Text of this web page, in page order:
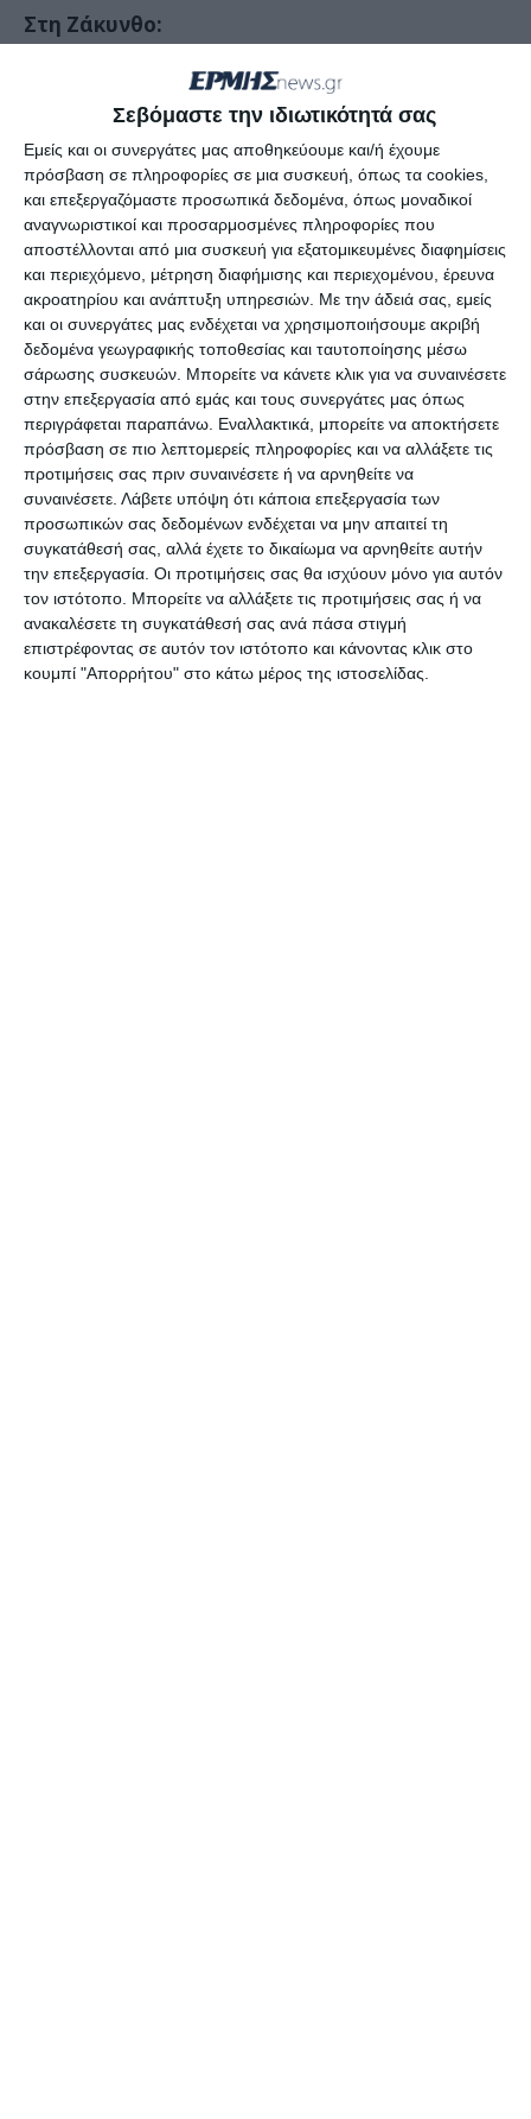
Σεβόμαστε την ιδιωτικότητά σας
Εμείς και οι συνεργάτες μας αποθηκεύουμε και/ή έχουμε
πρόσβαση σε πληροφορίες σε μια συσκευή, όπως τα cookies,
και επεξεργαζόμαστε προσωπικά δεδομένα, όπως μοναδικοί
αναγνωριστικοί και προσαρμοσμένες πληροφορίες που
αποστέλλονται από μια συσκευή για εξατομικευμένες διαφημίσεις
και περιεχόμενο, μέτρηση διαφήμισης και περιεχομένου, έρευνα
ακροατηρίου και ανάπτυξη υπηρεσιών. Με την άδειά σας, εμείς
και οι συνεργάτες μας ενδέχεται να χρησιμοποιήσουμε ακριβή
δεδομένα γεωγραφικής τοποθεσίας και ταυτοποίησης μέσω
σάρωσης συσκευών. Μπορείτε να κάνετε κλικ για να συναινέσετε
στην επεξεργασία από εμάς και τους συνεργάτες μας όπως
περιγράφεται παραπάνω. Εναλλακτικά, μπορείτε να αποκτήσετε
πρόσβαση σε πιο λεπτομερείς πληροφορίες και να αλλάξετε τις
προτιμήσεις σας πριν συναινέσετε ή να αρνηθείτε να
συναινέσετε. Λάβετε υπόψη ότι κάποια επεξεργασία των
προσωπικών σας δεδομένων ενδέχεται να μην απαιτεί τη
συγκατάθεσή σας, αλλά έχετε το δικαίωμα να αρνηθείτε αυτήν
την επεξεργασία. Οι προτιμήσεις σας θα ισχύουν μόνο για αυτόν
τον ιστότοπο. Μπορείτε να αλλάξετε τις προτιμήσεις σας ή να
ανακαλέσετε τη συγκατάθεσή σας ανά πάσα στιγμή
επιστρέφοντας σε αυτόν τον ιστότοπο και κάνοντας κλικ στο
κουμπί "Απορρήτου" στο κάτω μέρος της ιστοσελίδας.
Στη Ζάκυνθο:
έλεγχοι ατόμων,
έλεγχοι οχημάτων,
-26-προσαγωγές,
-11-συλλήψεις (μεταξύ των οποίων -2- για
ναρκωτικά, -3- για ηχορύπανση και -3- για
στέρηση διπλώματος), ενώ
βεβαιώθηκαν και –69– παραβάσεις Κ.Ο.Κ. και
ακινητοποιήθηκαν -8- οχήματα, λόγω μέθης και
στέρησης προστατευτικού κράνους.
Οι έλεγχοι εστιάστηκαν και στονΛαγανά, όπου
από τις παραπάνω συλλήψεις
πραγματοποιήθηκαν οι -4- και συγκεκριμένα -2-
για ναρκωτικά με κατάσχεση ποσότητας
κοκαΐνης καθώς και -2- για ηχορύπανση.
Παράλληλα βεβαιώθηκαν -24- παραβάσεις Κ.Ο.Κ.
μεταξύ των οποίων -6- για ταχύτητα, -5- για
κράνος, -2- για ζώνη και -1- για μέθη.